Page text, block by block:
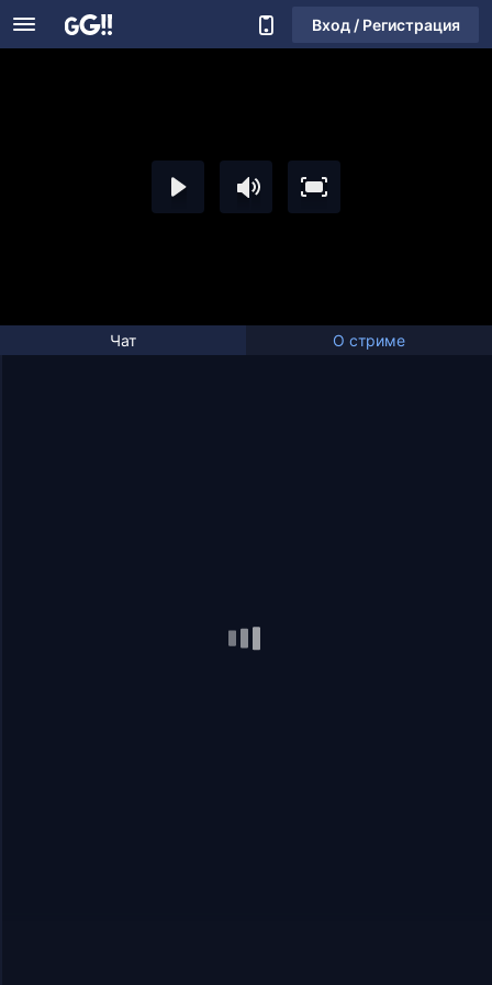
Вход / Регистрация
Чат О стриме